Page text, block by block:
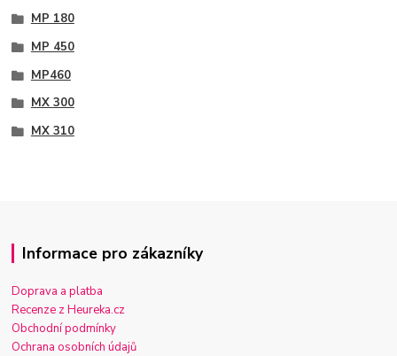
MP 180
MP 450
MP460
MX 300
MX 310
Informace pro zákazníky
Doprava a platba
Recenze z Heureka.cz
Obchodní podmínky
Ochrana osobních údajů